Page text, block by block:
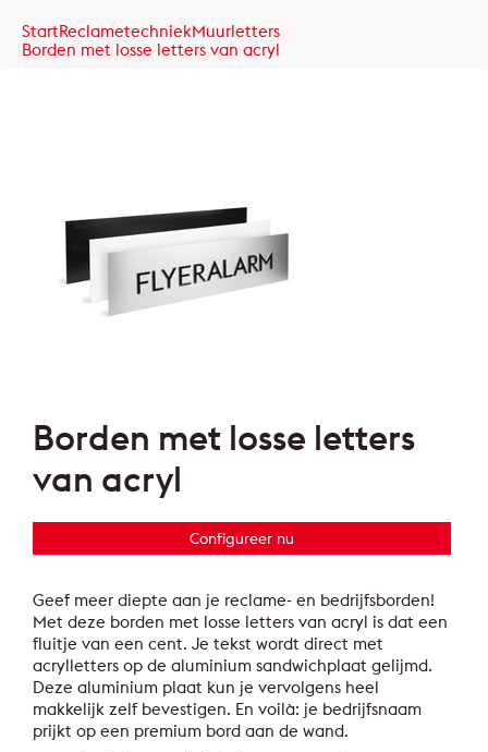
StartReclametechniekMuurletters
Borden met losse letters van acryl
Borden met losse letters
van acryl
Configureer nu
Geef meer diepte aan je reclame- en bedrijfsborden!
Met deze borden met losse letters van acryl is dat een
fluitje van een cent. Je tekst wordt direct met
acrylletters op de aluminium sandwichplaat gelijmd.
Deze aluminium plaat kun je vervolgens heel
makkelijk zelf bevestigen. En voilà: je bedrijfsnaam
prijkt op een premium bord aan de wand.